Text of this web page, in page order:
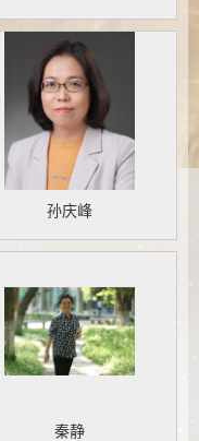
孙庆峰
秦静